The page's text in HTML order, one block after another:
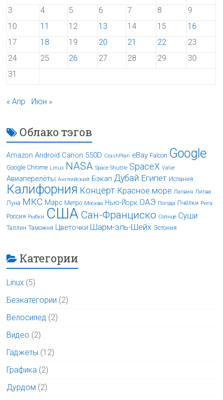
3
4 5 6 7 8
9
10
11 12 13 14 15
16
17
18 19 20 21 22
23
24
25 26 27 28 29
30
31
« Апр Июн »
Облако тэгов
Amazon Android Canon 550D CrashPlan eBay Falcon Google
Google Chrome Linux NASA Space Shuttle SpaceX Valve
Авиаперелёты Английский Бэкап Дубай Египет Испания
Калифорния Концерт Красное море Латвия Литва
Луна МКС Марс Метро Москва Нью-Йорк ОАЭ Погода Пчёлки Рига
Россия Рыбки США Сан-Франциско Солнце Суши
Таллин Таможня Цветочки Шарм-эль-Шейх Эстония
Категории
Linux (5)
Безкатегории (2)
Велосипед (2)
Видео (2)
Гаджеты (12)
Графика (2)
Дурдом (2)